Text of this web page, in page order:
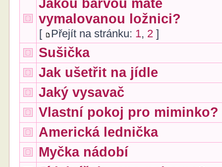
Jakou barvou máte
vymalovanou ložnici?
[ Přejít na stránku: 1, 2 ]
Sušička
Jak ušetřit na jídle
Jaký vysavač
Vlastní pokoj pro miminko?
Americká lednička
Myčka nádobí